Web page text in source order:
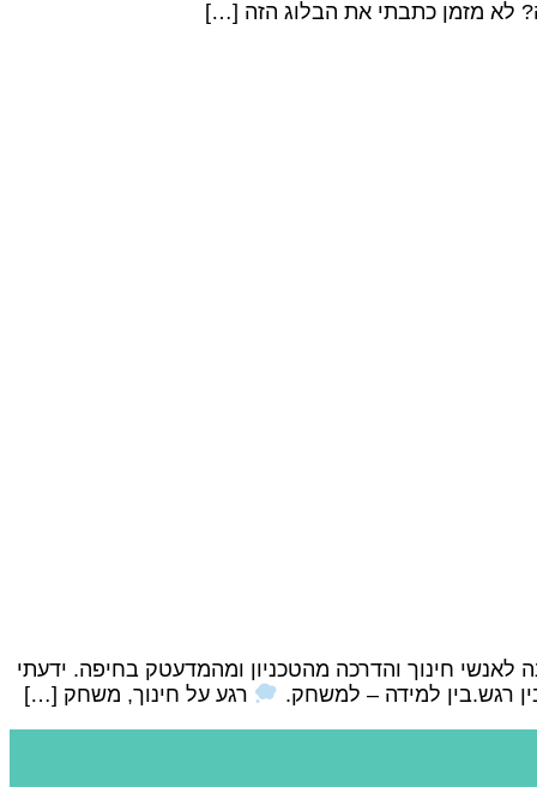
חינוך והדרכה מהטכניון ומהמדעטק בחיפה. ידעתי
רגש.בין למידה – למשחק.
רגע על חינוך, משחק […]